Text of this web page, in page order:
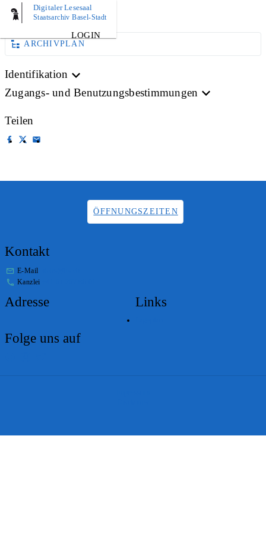
Digitaler Lesesaal
Staatsarchiv Basel-Stadt
LOGIN
AKTE
ARCHIVPLAN
Identifikation
Zugangs- und Benutzungsbestimmungen
Teilen
ÖFFNUNGSZEITEN
Kontakt
E-Mail
Kanzlei
Adresse Links
Folge uns auf